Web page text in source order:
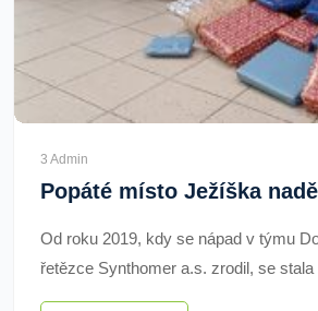
3 Admin
Od roku 2019, kdy se nápad v týmu
řetězce Synthomer a.s. zrodil, se
nadílka více než 300 stovek